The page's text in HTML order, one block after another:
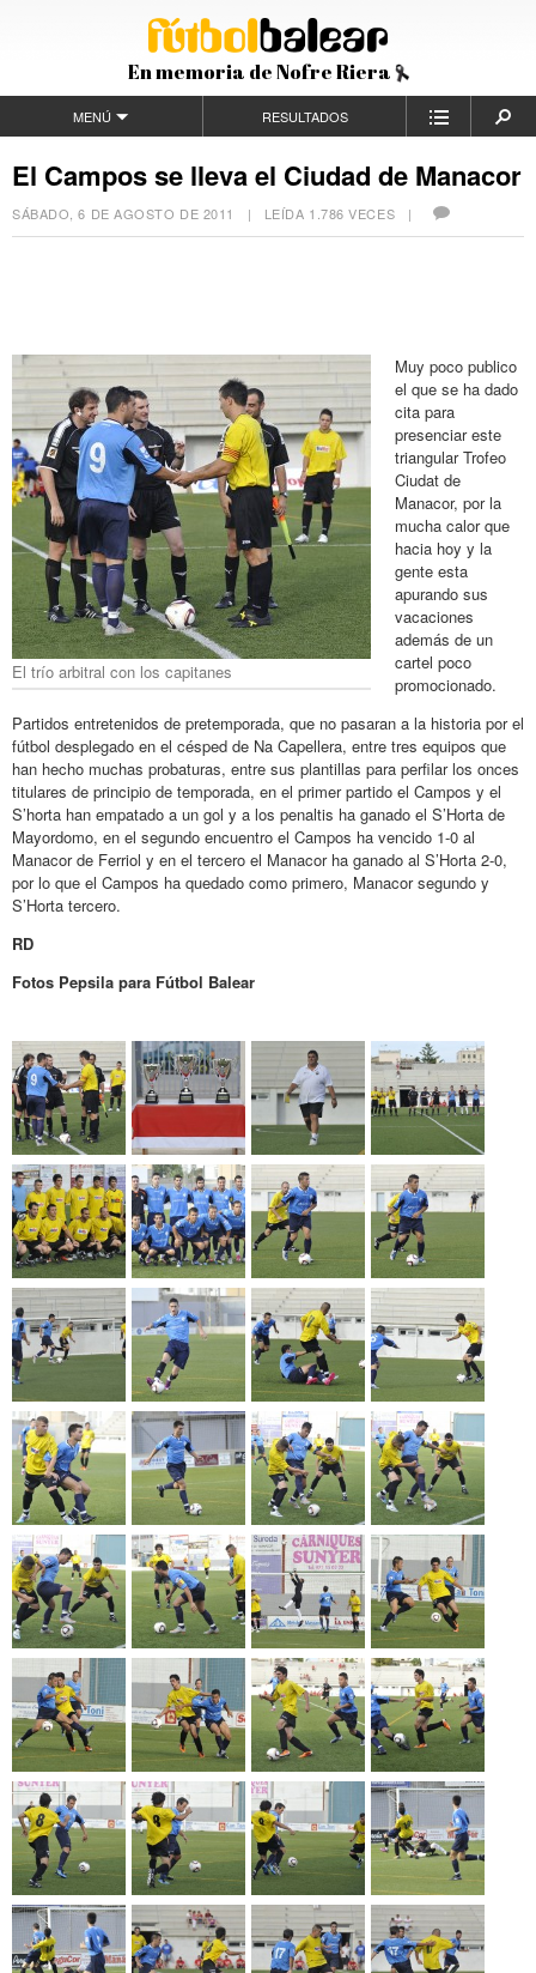
En memoria de Nofre Riera
MENÚ RESULTADOS
El Campos se lleva el Ciudad de Manacor
SÁBADO, 6 DE AGOSTO DE 2011 | LEÍDA 1.786 VECES |
El trío arbitral con los capitanes
Muy poco publico
el que se ha dado
cita para
presenciar este
triangular Trofeo
Ciudat de
Manacor, por la
mucha calor que
hacia hoy y la
gente esta
apurando sus
vacaciones
además de un
cartel poco
promocionado.
Partidos entretenidos de pretemporada, que no pasaran a la historia por el
fútbol desplegado en el césped de Na Capellera, entre tres equipos que
han hecho muchas probaturas, entre sus plantillas para perfilar los onces
titulares de principio de temporada, en el primer partido el Campos y el
S’horta han empatado a un gol y a los penaltis ha ganado el S’Horta de
Mayordomo, en el segundo encuentro el Campos ha vencido 1-0 al
Manacor de Ferriol y en el tercero el Manacor ha ganado al S’Horta 2-0,
por lo que el Campos ha quedado como primero, Manacor segundo y
S’Horta tercero.
RD
Fotos Pepsila para Fútbol Balear